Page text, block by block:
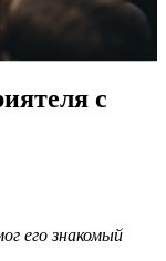
с
его знакомый